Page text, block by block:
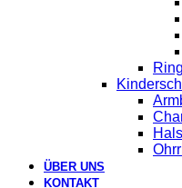
ÜBER UNS
KONTAKT